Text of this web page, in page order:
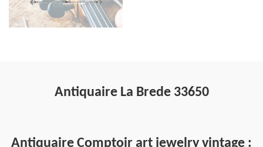
Antiquaire La Brede 33650
Antiquaire Comptoir art jewelry vintage :